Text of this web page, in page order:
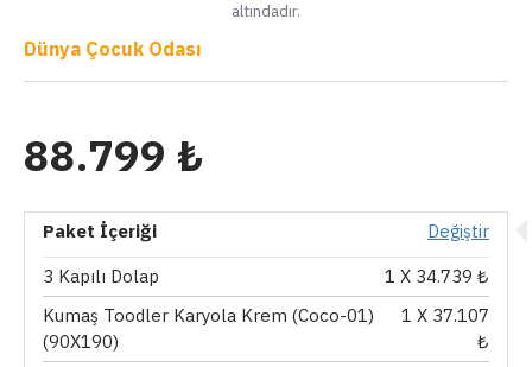
altındadır.
Dünya Çocuk Odası
88.799 ₺
Paket İçeriği
Değiştir
3 Kapılı Dolap
1 X 34.739 ₺
Kumaş Toodler Karyola Krem (Coco-01)
(90X190)
1 X 37.107
₺